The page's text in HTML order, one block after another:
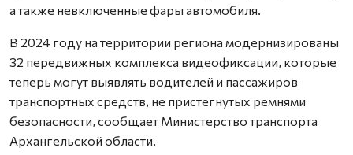
а также невключенные фары автомобиля.
В 2024 году на территории региона модернизированы
32 передвижных комплекса видеофиксации, которые
теперь могут выявлять водителей и пассажиров
транспортных средств, не пристегнутых ремнями
безопасности, сообщает Министерство транспорта
Архангельской области.